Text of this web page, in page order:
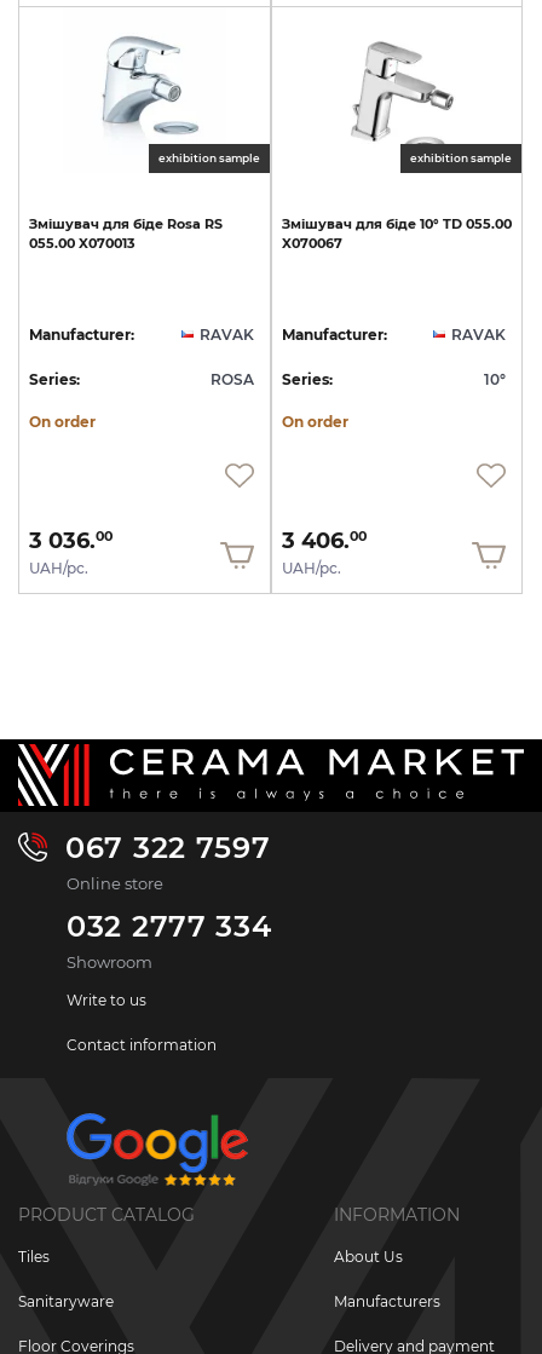
exhibition sample
Змішувач для біде Rosa RS
055.00 X070013
Manufacturer: RAVAK
Series: ROSA
On order
3 036.00
UAH/pc.
exhibition sample
Змішувач для біде 10° TD 055.00
X070067
Manufacturer: RAVAK
Series: 10°
On order
3 406.00
UAH/pc.
067 322 7597
Online store
032 2777 334
Showroom
Write to us
Contact information
PRODUCT CATALOG
Tiles
Sanitaryware
Floor Coverings
INFORMATION
About Us
Manufacturers
Delivery and payment